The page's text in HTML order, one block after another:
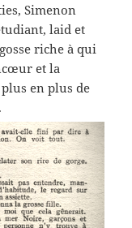
Simenon
laid et
riche à qui
et la
en plus de